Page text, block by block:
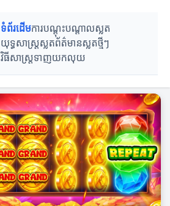
ទំព័រដើមការបណ្តុះបណ្តាលស្លត
យុទ្ធសាស្ត្រស្លតព័ត៌មានស្លតថ្មីៗ
វិធីសាស្ត្រទាញយកលុយ